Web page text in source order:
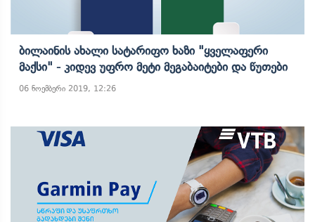
Ბილაინის Ახალი Სატარიფო Ხაზი "ყველაფერი
Მაქსი" - Კიდევ Უფრო Მეტი Მეგაბაიტები Და Წუთები
06 ნოემბერი 2019, 12:26